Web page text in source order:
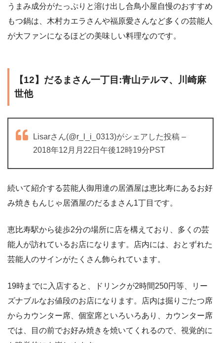
うまみ成分がたっぷりと溶け出し合鳥小屋自慢のおすすめ
もつ鍋は、木村カエラさんや福原愛さんなど多くの芸能人
が大ファンになるほどの美味しい料理なのです。
【12】だるまさん一丁目:青山テルマ、川崎麻
世他
Lisarさん(@r_l_i_0313)がシェアした投稿 –
2018年12月月22日午後12時19分PST
続いて紹介する芸能人御用達の居酒屋は恵比寿にあるお好
み焼きもんじゃ居酒屋のだるまさん1丁目です。
恵比寿駅から徒歩2分の場所に店を構えており、多くの芸
能人が訪れているお店になります。店内には、おとずれた
芸能人のサインがたくさん飾られています。
19時までに入店すると、ドリンクが2時間250円等、リー
ズナブルなお値段のお店になります。店内は掘りごたつ席
からカウンター席、個室席といろいろあり、カウンター席
では、目の前でお好み焼きを焼いてくれるので、視覚的に